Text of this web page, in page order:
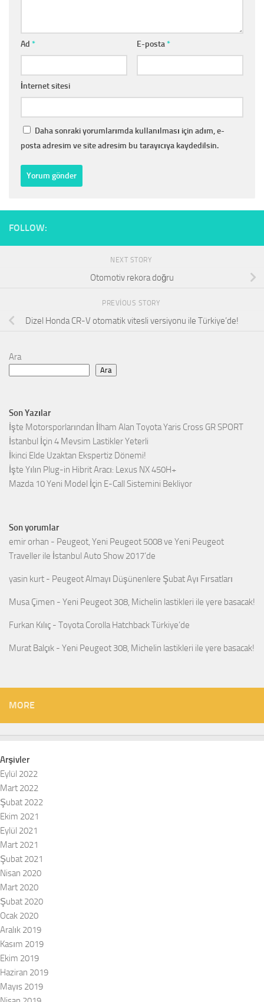
Ad * E-posta*
İnternet sitesi
Daha sonraki yorumlarımda kullanılması için adım, e-
posta adresim ve site adresim bu tarayıcıya kaydedilsin.
FOLLOW:
NEXT STORY
Otomotiv rekora doğru
PREVIOUS STORY
Dizel Honda CR-V otomatik vitesli versiyonu ile Türkiye’de!
Ara
Ara
Son Yazılar
İşte Motorsporlarından İlham Alan Toyota Yaris Cross GR SPORT
İstanbul İçin 4 Mevsim Lastikler Yeterli
İkinci Elde Uzaktan Ekspertiz Dönemi!
İşte Yılın Plug-in Hibrit Aracı: Lexus NX 450H+
Mazda 10 Yeni Model İçin E-Call Sistemini Bekliyor
Son yorumlar
emir orhan - Peugeot, Yeni Peugeot 5008 ve Yeni Peugeot
Traveller ile İstanbul Auto Show 2017’de
yasin kurt - Peugeot Almayı Düşünenlere Şubat Ayı Fırsatları
Musa Çimen - Yeni Peugeot 308, Michelin lastikleri ile yere basacak!
Furkan Kılıç - Toyota Corolla Hatchback Türkiye’de
Murat Balçık - Yeni Peugeot 308, Michelin lastikleri ile yere basacak!
MORE
Arşivler
Eylül 2022
Mart 2022
Şubat 2022
Ekim 2021
Eylül 2021
Mart 2021
Şubat 2021
Nisan 2020
Mart 2020
Şubat 2020
Ocak 2020
Aralık 2019
Kasım 2019
Ekim 2019
Haziran 2019
Mayıs 2019